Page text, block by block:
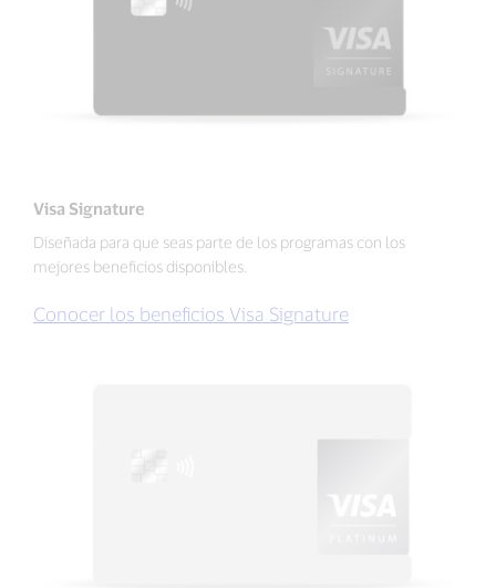
Visa Signature
Diseñada para que seas parte de los programas con los
mejores beneficios disponibles.
Conocer los beneficios Visa Signature